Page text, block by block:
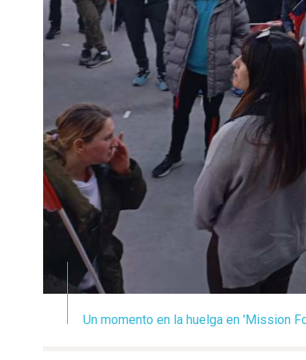
Un momento en la huelga en 'Mission